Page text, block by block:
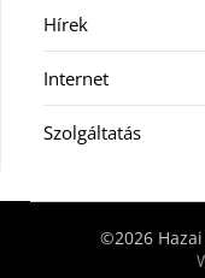
Hírek
Internet
Szolgáltatás
©2026